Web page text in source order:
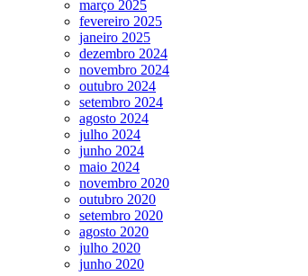
março 2025
fevereiro 2025
janeiro 2025
dezembro 2024
novembro 2024
outubro 2024
setembro 2024
agosto 2024
julho 2024
junho 2024
maio 2024
novembro 2020
outubro 2020
setembro 2020
agosto 2020
julho 2020
junho 2020